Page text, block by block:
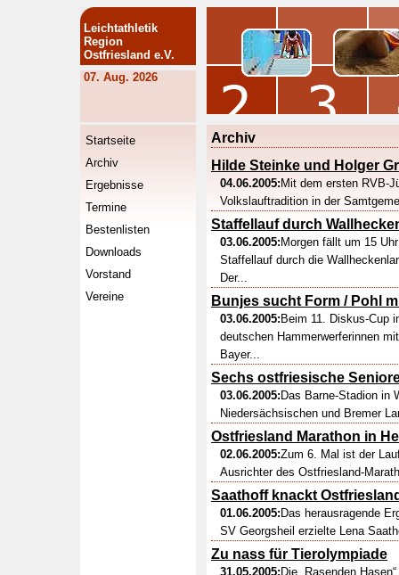
Leichtathletik
Region
Ostfriesland e.V.
07. Aug. 2026
Startseite
Archiv
Ergebnisse
Termine
Bestenlisten
Downloads
Vorstand
Vereine
Archiv
Hilde Steinke und Holger
04.06.2005: Mit dem ersten RVB-
Volkslauftradition in der
Staffellauf durch
03.06.2005: Morgen fällt um 15
Staffellauf durch die
Der...
Bunjes sucht Form / Pohl
03.06.2005: Beim 11. Diskus-Cup
deutschen Hammerwerferinnen
Bayer...
Sechs ostfriesische
03.06.2005: Das Barne-Stadion in
Niedersächsischen und Bremer
Ostfriesland Marathon in
02.06.2005:Zum 6. Mal ist der
Ausrichter des Ostfriesland-
Saathoff knackt
01.06.2005: Das herausragende
SV Georgsheil erzielte Lena
Zu nass für Tierolympiade
31.05.2005: Die „Rasenden